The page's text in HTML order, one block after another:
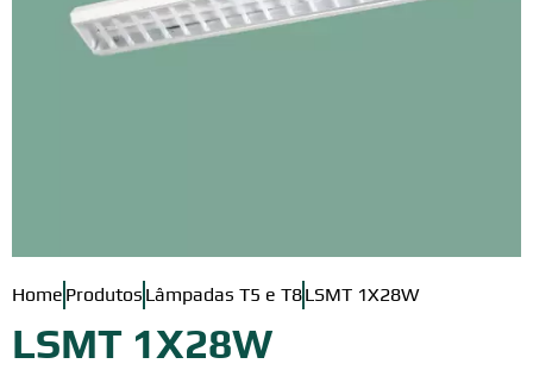
Home Produtos Lâmpadas T5 e T8LSMT 1X28W
LSMT 1X28W